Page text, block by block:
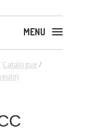
MENU
Catalogue /